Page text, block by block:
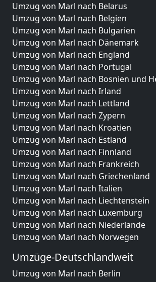
Umzug von Marl nach Belarus
Umzug von Marl nach Belgien
Umzug von Marl nach Bulgarien
Umzug von Marl nach Dänemark
Umzug von Marl nach England
Umzug von Marl nach Portugal
Umzug von Marl nach Bosnien und
Umzug von Marl nach Irland
Umzug von Marl nach Lettland
Umzug von Marl nach Zypern
Umzug von Marl nach Kroatien
Umzug von Marl nach Estland
Umzug von Marl nach Finnland
Umzug von Marl nach Frankreich
Umzug von Marl nach Griechenland
Umzug von Marl nach Italien
Umzug von Marl nach Liechtenstein
Umzug von Marl nach Luxemburg
Umzug von Marl nach Niederlande
Umzug von Marl nach Norwegen
Umzüge-Deutschlandweit
Umzug von Marl nach Berlin